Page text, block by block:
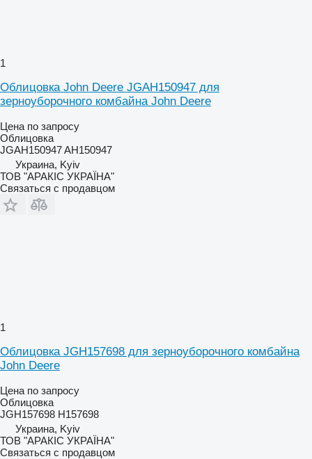
1
Облицовка John Deere JGAH150947 для
зерноуборочного комбайна John Deere
Цена по запросу
Облицовка
JGAH150947 AH150947
Украина, Kyiv
ТОВ "АРАКІС УКРАЇНА"
Связаться с продавцом
1
Облицовка JGH157698 для зерноуборочного комбайна
John Deere
Цена по запросу
Облицовка
JGH157698 H157698
Украина, Kyiv
ТОВ "АРАКІС УКРАЇНА"
Связаться с продавцом